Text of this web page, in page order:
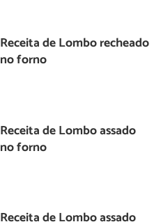
Receita de Lombo recheado
no forno
Receita de Lombo assado
no forno